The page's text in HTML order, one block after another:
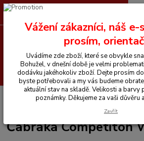
+420 605 255 500
Vše pro koně Masky, čabraky, náhubky
Čabraka Competiton
Vážení zákazníci, náš
prosím,
Uvádíme zde zboží, které se obvykle
Bohužel, v dnešní době je velmi
dodávku jakéhokoliv zboží. Dejte prosím
byste potřebovali a my vás budeme
aktuální stav na skladě. Velikosti a barvy
poznámky. Děkujeme za vaši důvěru
Zavřít